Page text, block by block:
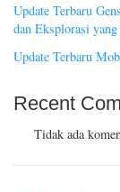
Update Terbaru
dan Eksplorasi
Update Terbaru
Recent
Tidak ada